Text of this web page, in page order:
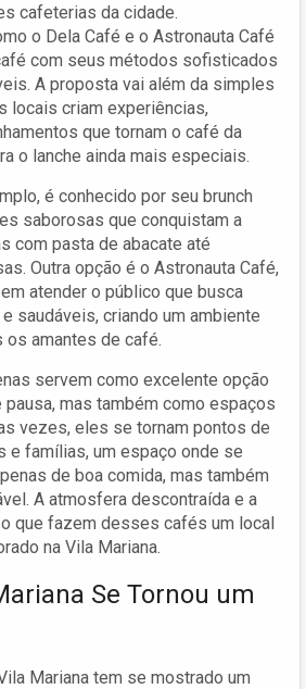
cafeterias da cidade.
o Dela Café e o Astronauta Café
com seus métodos sofisticados
A proposta vai além da simples
locais criam experiências,
que tornam o café da
o lanche ainda mais especiais.
é conhecido por seu brunch
saborosas que conquistam a
com pasta de abacate até
Outra opção é o Astronauta Café,
atender o público que busca
saudáveis, criando um ambiente
os amantes de café.
servem como excelente opção
pausa, mas também como espaços
vezes, eles se tornam pontos de
e famílias, um espaço onde se
de boa comida, mas também
A atmosfera descontraída e a
que fazem desses cafés um local
na Vila Mariana.
Se Tornou um
Mariana tem se mostrado um